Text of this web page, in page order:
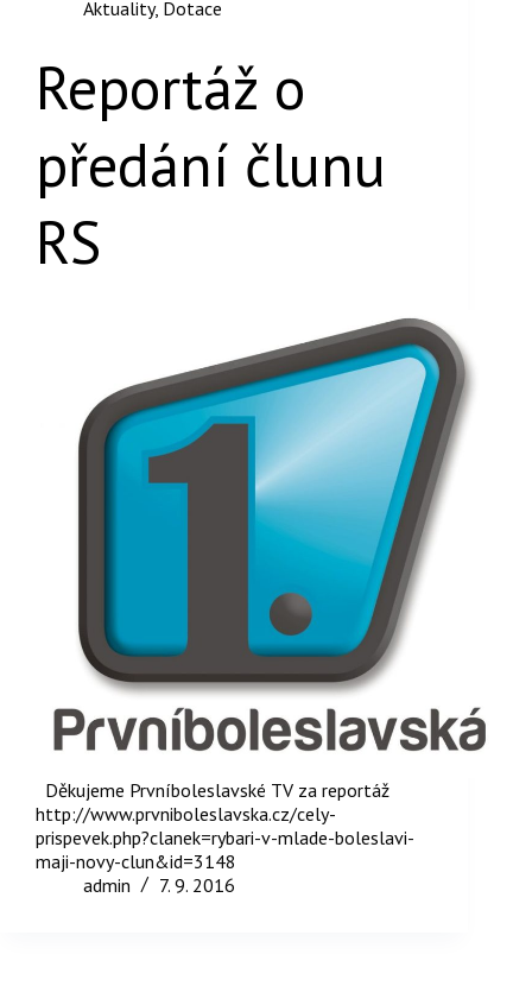
Aktuality, Dotace
Reportáž o
předání člunu
RS
Děkujeme Prvníboleslavské TV za reportáž
http://www.prvniboleslavska.cz/cely-
prispevek.php?clanek=rybari-v-mlade-boleslavi-
maji-novy-clun&id=3148
admin
7. 9. 2016